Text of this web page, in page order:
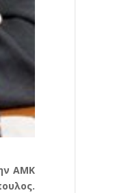
ΑΜΚ